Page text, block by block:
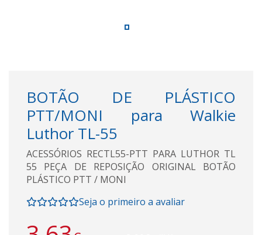
BOTÃO DE PLÁSTICO
PTT/MONI para Walkie
Luthor TL-55
ACESSÓRIOS RECTL55-PTT PARA LUTHOR TL
55 PEÇA DE REPOSIÇÃO ORIGINAL BOTÃO
PLÁSTICO PTT / MONI
Seja o primeiro a avaliar